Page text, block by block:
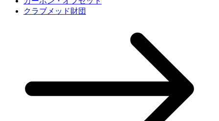
クラブメッド財団